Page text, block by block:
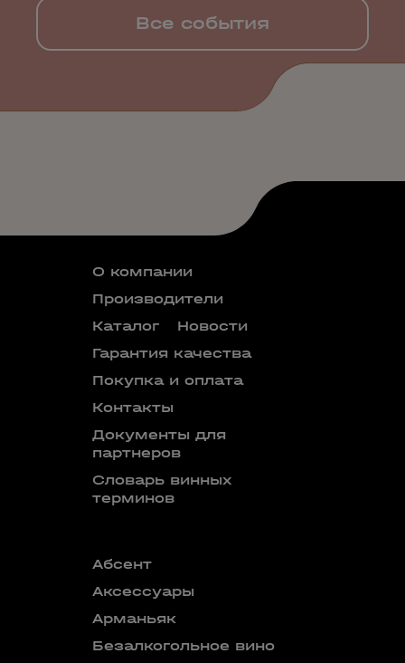
Все события
О компании
Производители
Каталог
Новости
Гарантия качества
Покупка и оплата
Контакты
Документы для
партнеров
Словарь винных
терминов
Абсент
Аксессуары
Арманьяк
Безалкогольное вино